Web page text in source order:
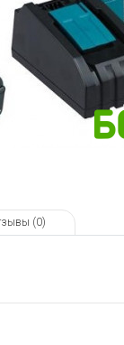
(0)